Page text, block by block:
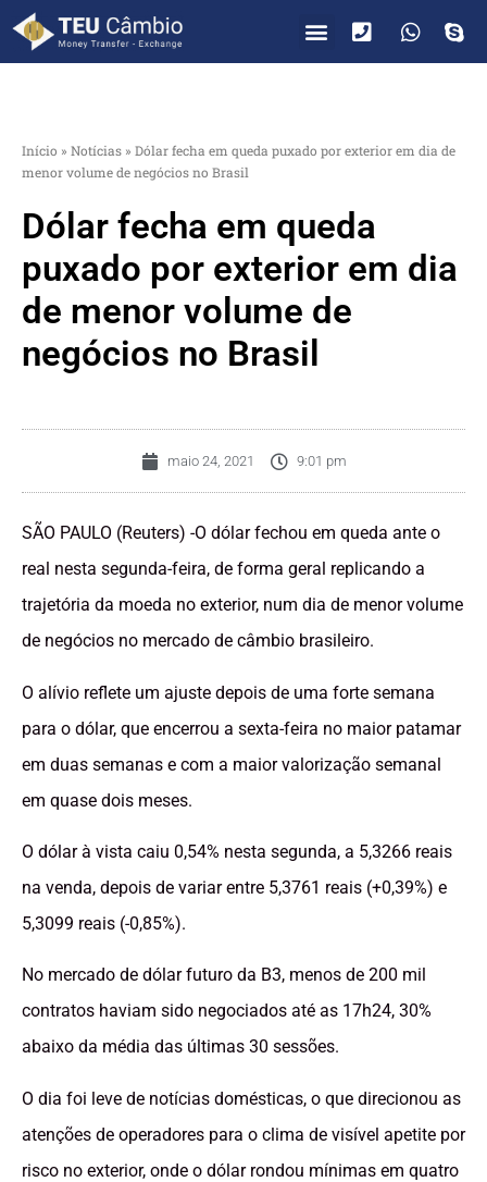
Início » Notícias » Dólar fecha em queda puxado por exterior em dia de
menor volume de negócios no Brasil
Dólar fecha em queda
puxado por exterior em dia
de menor volume de
negócios no Brasil
maio 24, 2021 9:01 pm
SÃO PAULO (Reuters) -O dólar fechou em queda ante o
real nesta segunda-feira, de forma geral replicando a
trajetória da moeda no exterior, num dia de menor volume
de negócios no mercado de câmbio brasileiro.
O alívio reflete um ajuste depois de uma forte semana
para o dólar, que encerrou a sexta-feira no maior patamar
em duas semanas e com a maior valorização semanal
em quase dois meses.
O dólar à vista caiu 0,54% nesta segunda, a 5,3266 reais
na venda, depois de variar entre 5,3761 reais (+0,39%) e
5,3099 reais (-0,85%).
No mercado de dólar futuro da B3, menos de 200 mil
contratos haviam sido negociados até as 17h24, 30%
abaixo da média das últimas 30 sessões.
O dia foi leve de notícias domésticas, o que direcionou as
atenções de operadores para o clima de visível apetite por
risco no exterior, onde o dólar rondou mínimas em quatro